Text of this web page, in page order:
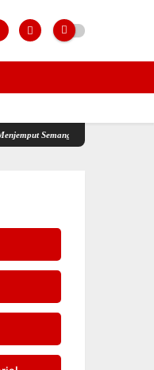
Kemerdekaan, Kapolsek Idi Tunong